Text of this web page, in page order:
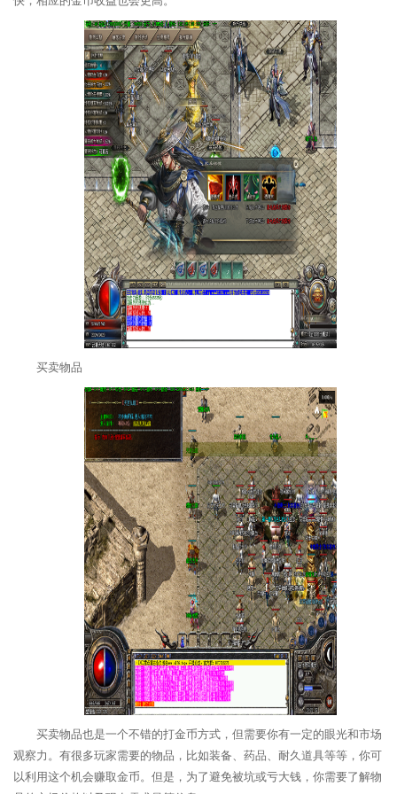
买卖物品
买卖物品也是一个不错的打金币方式，但需要你有一定的眼光和市场
观察力。有很多玩家需要的物品，比如装备、药品、耐久道具等等，你可
以利用这个机会赚取金币。但是，为了避免被坑或亏大钱，你需要了解物